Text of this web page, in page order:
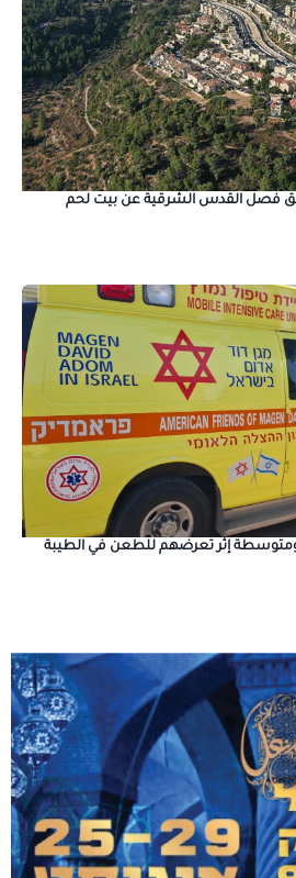
فصل القدس الشرقية عن بيت لحم
إثر تعرضهم للطعن في الطيبة